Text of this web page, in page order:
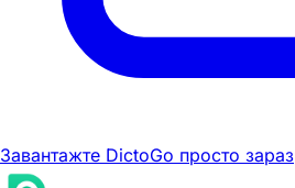
Завантажте DictoGo просто зараз